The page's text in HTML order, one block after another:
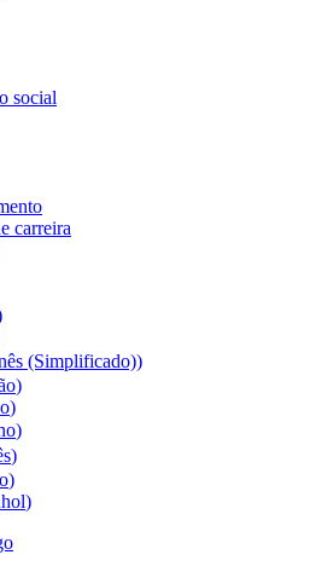
social
carreira
(Simplificado))
)
)
)
)
)
)